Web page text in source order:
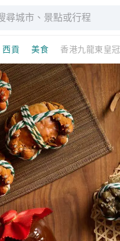
西貢 美食 香港九龍東皇